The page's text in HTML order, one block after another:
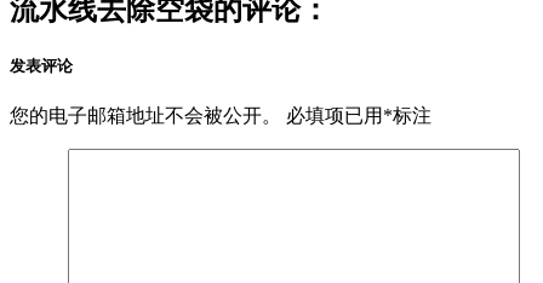
流水线去除空袋的评论：
发表评论
您的电子邮箱地址不会被公开。 必填项已用 *标注